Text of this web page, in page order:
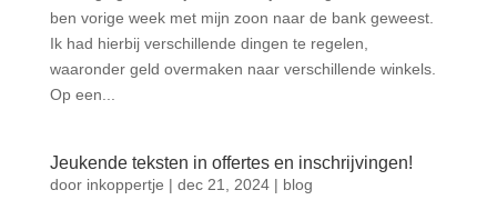
ben vorige week met mijn zoon naar de bank geweest.
Ik had hierbij verschillende dingen te regelen,
waaronder geld overmaken naar verschillende winkels.
Op een...
Jeukende teksten in offertes en inschrijvingen!
door inkoppertje | dec 21, 2024| blog